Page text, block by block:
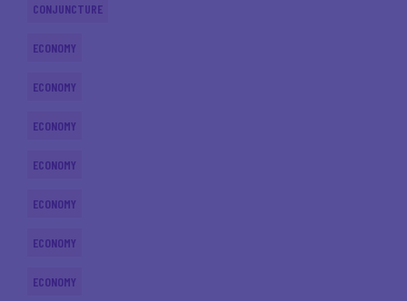
CONJUNCTURE
ECONOMY
ECONOMY
ECONOMY
ECONOMY
ECONOMY
ECONOMY
ECONOMY